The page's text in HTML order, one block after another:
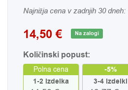
Najnižja cena v zadnjih 30 dneh:
14,50€ Na zalogi
Količinski popust:
Polna cena
1-2 izdelka
-5%
3-4 izdelki